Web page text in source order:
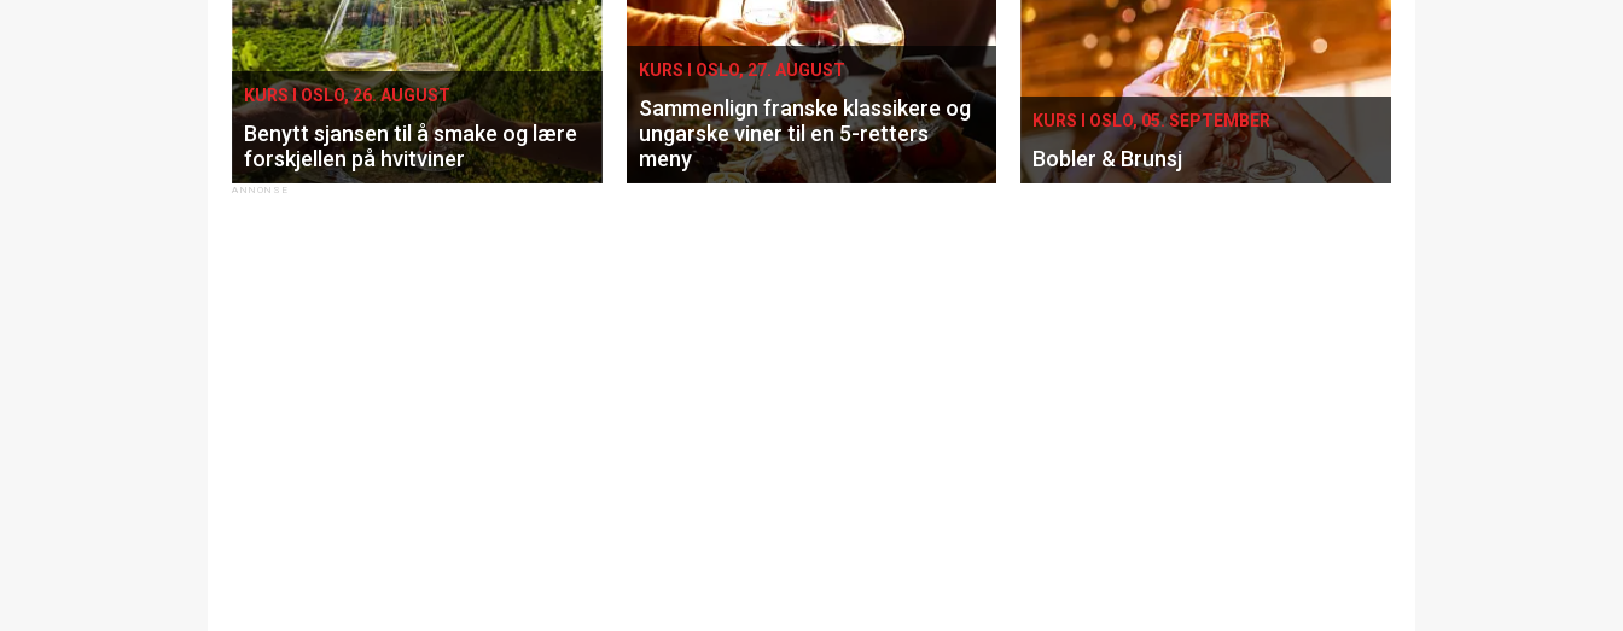
KURS I OSLO, 26. AUGUST
Benytt sjansen til å smake og lære
forskjellen på hvitviner
KURS I OSLO, 27. AUGUST
Sammenlign franske klassikere og
ungarske viner til en 5-retters
meny
KURS I OSLO, 05. SEPTEMBER
Bobler & Brunsj